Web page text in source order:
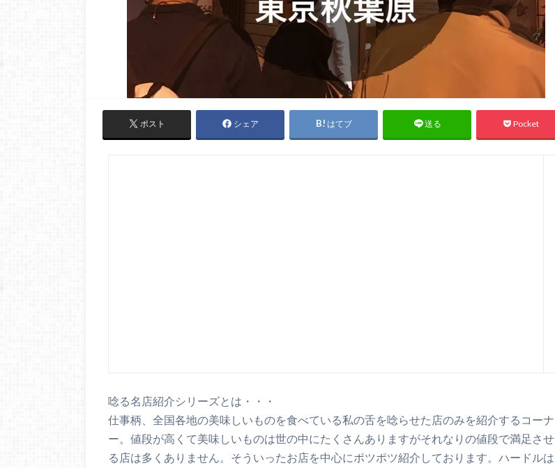
ポスト シェア はてブ 送る Pocket
唸る名店紹介シリーズとは・・・
仕事柄、全国各地の美味しいものを食べている私の舌を唸らせた店のみを紹介するコーナ
ー。値段が高くて美味しいものは世の中にたくさんありますがそれなりの値段で満足させ
る店は多くありません。そういったお店を中心にポツポツ紹介しております。ハードルは